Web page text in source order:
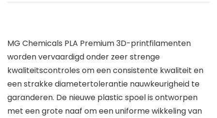
MG Chemicals PLA Premium 3D-printfilamenten
worden vervaardigd onder zeer strenge
kwaliteitscontroles om een consistente kwaliteit en
een strakke diametertolerantie nauwkeurigheid te
garanderen. De nieuwe plastic spoel is ontworpen
met een grote naaf om een uniforme wikkeling van